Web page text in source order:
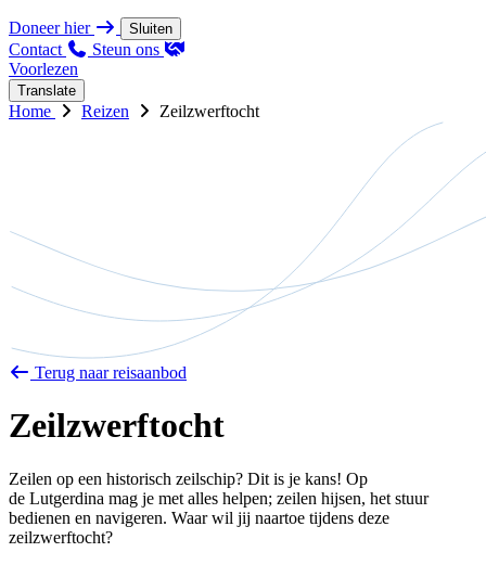
Doneer hier Sluiten
Contact
Steun ons
Voorlezen
Translate
Home Reizen Zeilzwerftocht
Terug naar reisaanbod
Zeilzwerftocht
Zeilen op een historisch zeilschip? Dit is je kans! Op
de Lutgerdina mag je met alles helpen; zeilen hijsen, het stuur
bedienen en navigeren. Waar wil jij naartoe tijdens deze
zeilzwerftocht?